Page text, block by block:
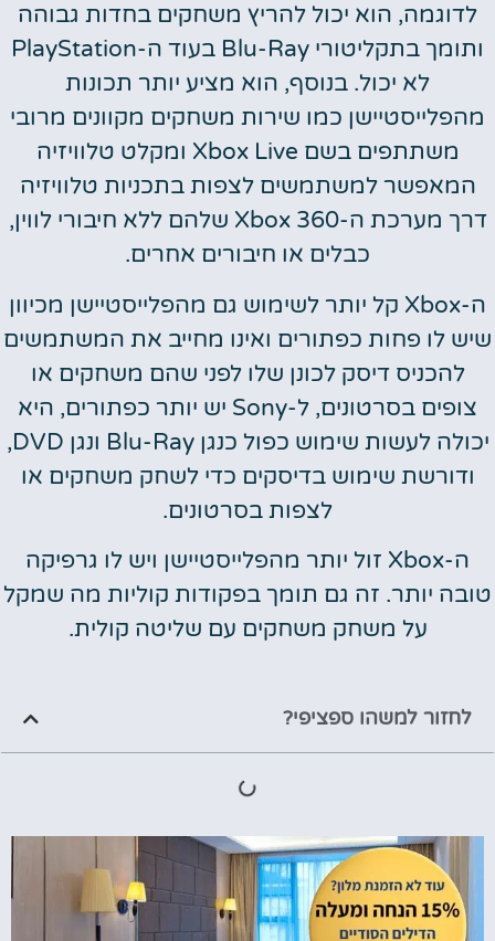
לדוגמה, הוא יכול להריץ משחקים בחדות גבוהה
ותומך בתקליטורי Blu-Ray בעוד ה-PlayStation
לא יכול. בנוסף, הוא מציע יותר תכונות
מהפלייסטיישן כמו שירות משחקים מקוונים מרובי
משתתפים בשם Xbox Live ומקלט טלוויזיה
המאפשר למשתמשים לצפות בתכניות טלוויזיה
דרך מערכת ה-Xbox 360 שלהם ללא חיבורי לווין,
כבלים או חיבורים אחרים.
ה-Xbox קל יותר לשימוש גם מהפלייסטיישן מכיוון
שיש לו פחות כפתורים ואינו מחייב את המשתמשים
להכניס דיסק לכונן שלו לפני שהם משחקים או
צופים בסרטונים, ל-Sony יש יותר כפתורים, היא
יכולה לעשות שימוש כפול כנגן Blu-Ray ונגן DVD,
ודורשת שימוש בדיסקים כדי לשחק משחקים או
לצפות בסרטונים.
ה-Xbox זול יותר מהפלייסטיישן ויש לו גרפיקה
טובה יותר. זה גם תומך בפקודות קוליות מה שמקל
על משחק משחקים עם שליטה קולית.
לחזור למשהו ספציפי?